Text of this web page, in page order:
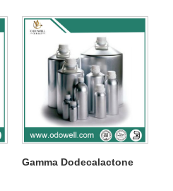
Gamma Dodecalactone